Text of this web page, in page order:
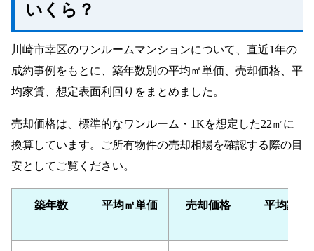
件）
「築年数と表面利回り」の散布図（実データ
18件）
【エリア・駅別】川崎市幸区ワンルームマンション
の売却相場と特徴
価格を支える
鹿島田・新川崎エリア｜家賃と交通利便性を
訴求しやすい
駅の利用者数と売却価格は単純には比例しな
い
いくら？
川崎市幸区のワンルームマンションについて、直近1年の
成約事例をもとに、築年数別の平均㎡単価、売却価格、平
均家賃、想定表面利回りをまとめました。
売却価格は、標準的なワンルーム・1Kを想定した22㎡に
換算しています。ご所有物件の売却相場を確認する際の目
安としてご覧ください。
築年数 平均㎡単価 売却価格 平均家賃